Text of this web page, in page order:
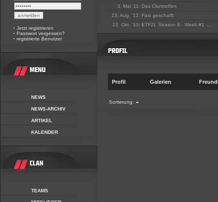
• Jetzt registrieren
• Passwort vergessen?
• registrierte Benutzer
NEWS
NEWS-ARCHIV
ARTIKEL
KALENDER
TEAMS
3. Mai '11: Das Clantreffen
23. Aug. '12: Fast geschafft
22. Okt. '10: ETF2L Season 8 - Week #1 ...
Profil Galerien
Sortierung: